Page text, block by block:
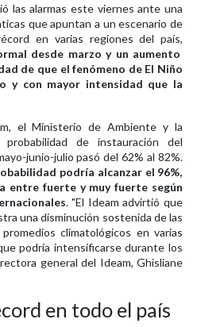
las alarmas este viernes ante una
que apuntan a un escenario de
en varias regiones del país,
desde marzo y un aumento
de que el fenómeno de El Niño
y con mayor intensidad que la
el Ministerio de Ambiente y la
de instauración del
junio-julio pasó del 62% al 82%.
podría alcanzar el 96%,
entre fuerte y muy fuerte según
. "El Ideam advirtió que
una disminución sostenida de las
climatológicos en varias
podría intensificarse durante los
general del Ideam, Ghisliane
en todo el país